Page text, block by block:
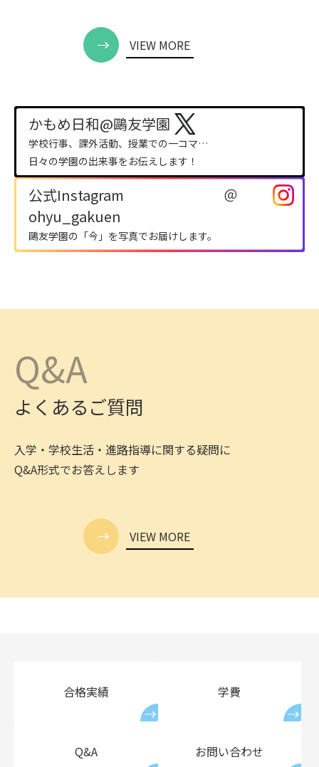
VIEW MORE
かもめ日和@鷗友学園
学校行事、課外活動、授業での一コマ…
日々の学園の出来事をお伝えします！
公式Instagram ＠
ohyu_gakuen
鷗友学園の「今」を写真でお届けします。
Q&A
よくあるご質問
入学・学校生活・進路指導に関する疑問に
Q&A形式でお答えします
VIEW MORE
合格実績 学費
Q&A お問い合わせ